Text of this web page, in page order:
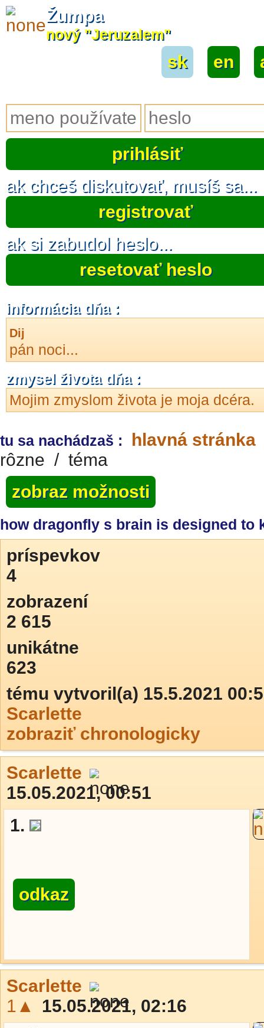
Žumpa
nový "Jeruzalem"
sk en
ak chceš diskutovať, musíš sa...
registrovať
ak si zabudol heslo...
resetovať heslo
informácia dňa :
Dij
pán noci...
zmysel života dňa :
Mojim zmyslom života je moja dcéra.
tu sa nachádzaš : hlavná stránka
rôzne / téma
zobraz možnosti
how dragonfly s brain is designed to
príspevkov
4
zobrazení
2 615
unikátne
623
tému vytvoril(a) 15.5.2021
Scarlette
zobraziť chronologicky
Scarlette
15.05.2021, 00:51
1.
odkaz
Scarlette
1▲
15.05.2021, 02:16